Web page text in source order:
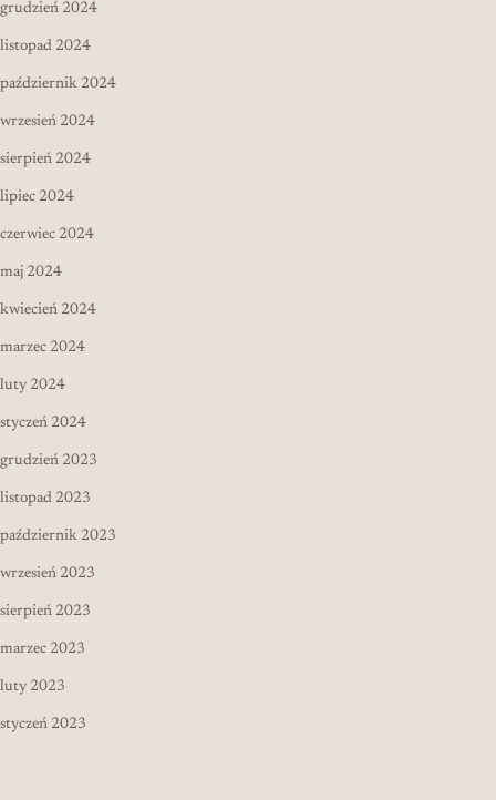
grudzień 2024
listopad 2024
październik 2024
wrzesień 2024
sierpień 2024
lipiec 2024
czerwiec 2024
maj 2024
kwiecień 2024
marzec 2024
luty 2024
styczeń 2024
grudzień 2023
listopad 2023
październik 2023
wrzesień 2023
sierpień 2023
marzec 2023
luty 2023
styczeń 2023